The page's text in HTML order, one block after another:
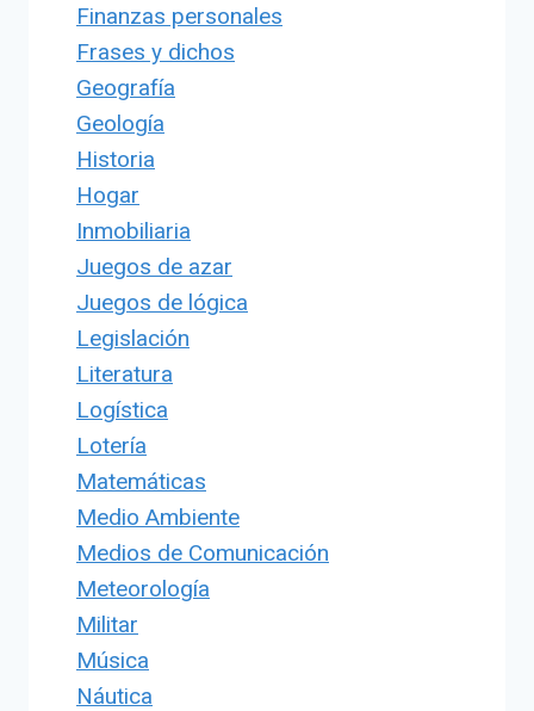
Finanzas personales
Frases y dichos
Geografía
Geología
Historia
Hogar
Inmobiliaria
Juegos de azar
Juegos de lógica
Legislación
Literatura
Logística
Lotería
Matemáticas
Medio Ambiente
Medios de Comunicación
Meteorología
Militar
Música
Náutica